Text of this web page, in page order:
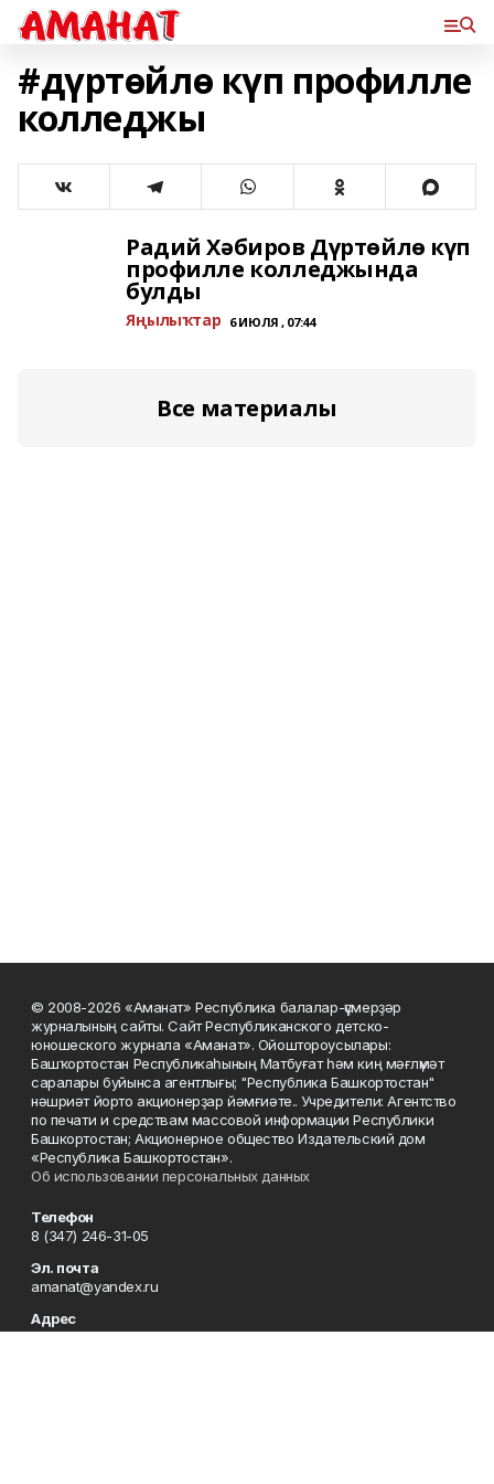
#дүртөйлө күп профилле
колледжы
Радий Хәбиров Дүртөйлө күп
профилле колледжында
булды
Яңылыҡтар 6 ИЮЛЯ , 07:44
Все материалы
© 2008-2026 «Аманат» Республика балалар-үҫмерҙәр
журналының сайты. Сайт Республиканского детско-
юношеского журнала «Аманат». Ойоштороусылары:
Башҡортостан Республикаһының Матбуғат һәм киң мәғлүмәт
саралары буйынса агентлығы; "Республика Башкортостан"
нәшриәт йорто акционерҙар йәмғиәте.. Учредители: Агентство
по печати и средствам массовой информации Республики
Башкортостан; Акционерное общество Издательский дом
«Республика Башкортостан».
Об использовании персональных данных
Телефон
8 (347) 246-31-05
Эл. почта
amanat@yandex.ru
Адрес
450079, Республика Башкортостан, г. Уфа, ул. 50-летия